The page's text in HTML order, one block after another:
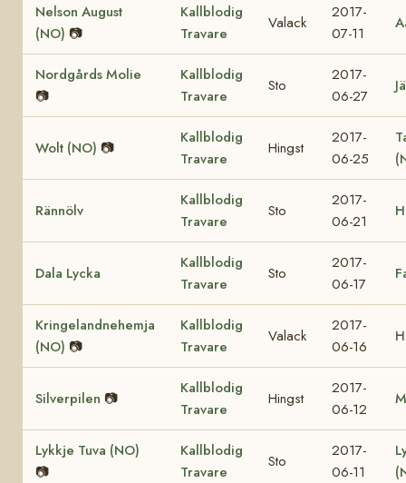
Nelson August
(NO) 📷
Kallblodig
Travare
Valack
2017-
07-11
Nordgårds Molie
📷
Kallblodig
Travare
Sto
2017-
06-27
Wolt (NO) 📷
Kallblodig
Travare
Hingst
2017-
06-25
Rännölv
Kallblodig
Travare
Sto
2017-
06-21
Dala Lycka
Kallblodig
Travare
Sto
2017-
06-17
Kringelandnehemja
(NO) 📷
Kallblodig
Travare
Valack
2017-
06-16
Silverpilen 📷
Kallblodig
Travare
Hingst
2017-
06-12
Lykkje Tuva (NO)
📷
Kallblodig
Travare
Sto
2017-
06-11